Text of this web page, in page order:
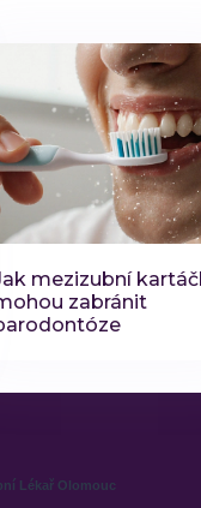
mezizubní
zabránit